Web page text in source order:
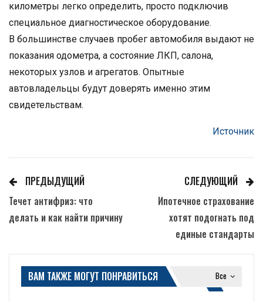
километры легко определить, просто подключив
специальное диагностическое оборудование.
В большинстве случаев пробег автомобиля выдают не
показания одометра, а состояние ЛКП, салона,
некоторых узлов и агрегатов. Опытные
автовладельцы будут доверять именно этим
свидетельствам.
Источник
ПРЕДЫДУЩИЙ
Течет антифриз: что
делать и как найти причину
СЛЕДУЮЩИЙ
Ипотечное страхование
хотят подогнать под
единые стандарты
Все
ВАМ ТАКЖЕ МОГУТ ПОНРАВИТЬСЯ